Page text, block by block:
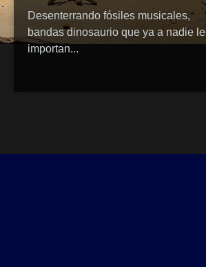
Desenterrando fósiles musicales,
bandas dinosaurio que ya a nadie le
importan...